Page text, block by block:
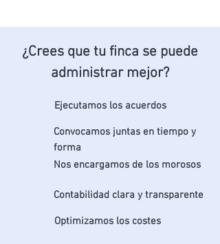
¿Crees que tu finca se puede
administrar mejor?
Ejecutamos los acuerdos
Convocamos juntas en tiempo y
forma
Nos encargamos de los morosos
Contabilidad clara y transparente
Optimizamos los costes